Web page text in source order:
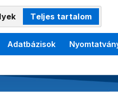
Teljes tartalom
Adatbázisok